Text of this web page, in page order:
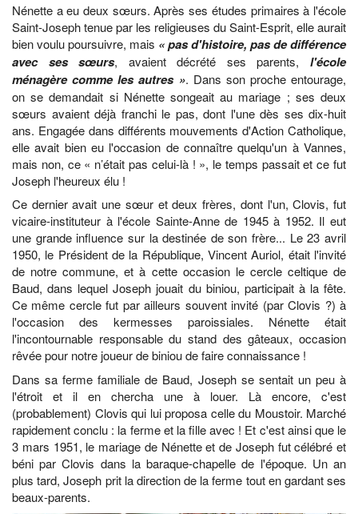
Nénette a eu deux sœurs. Après ses études primaires à l'école
Saint-Joseph tenue par les religieuses du Saint-Esprit, elle aurait
bien voulu poursuivre, mais « pas d'histoire, pas de différence
avec ses sœurs, avaient décrété ses parents,l'école
ménagère comme les autres ». Dans son proche entourage,
on se demandait si Nénette songeait au mariage ; ses deux
sœurs avaient déjà franchi le pas, dont l'une dès ses dix-huit
ans. Engagée dans différents mouvements d'Action Catholique,
elle avait bien eu l'occasion de connaître quelqu'un à Vannes,
mais non, ce « n’était pas celui-là ! », le temps passait et ce fut
Joseph l'heureux élu !
Ce dernier avait une sœur et deux frères, dont l'un, Clovis, fut
vicaire-instituteur à l'école Sainte-Anne de 1945 à 1952. Il eut
une grande influence sur la destinée de son frère... Le 23 avril
1950, le Président de la République, Vincent Auriol, était l'invité
de notre commune, et à cette occasion le cercle celtique de
Baud, dans lequel Joseph jouait du biniou, participait à la fête.
Ce même cercle fut par ailleurs souvent invité (par Clovis ?) à
l'occasion des kermesses paroissiales. Nénette était
l'incontournable responsable du stand des gâteaux, occasion
rêvée pour notre joueur de biniou de faire connaissance !
Dans sa ferme familiale de Baud, Joseph se sentait un peu à
l'étroit et il en chercha une à louer. Là encore, c'est
(probablement) Clovis qui lui proposa celle du Moustoir. Marché
rapidement conclu : la ferme et la fille avec ! Et c'est ainsi que le
3 mars 1951, le mariage de Nénette et de Joseph fut célébré et
béni par Clovis dans la baraque-chapelle de l'époque. Un an
plus tard, Joseph prit la direction de la ferme tout en gardant ses
beaux-parents.